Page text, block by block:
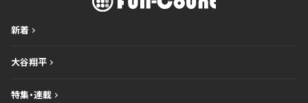
新着
大谷翔平
特集・連載